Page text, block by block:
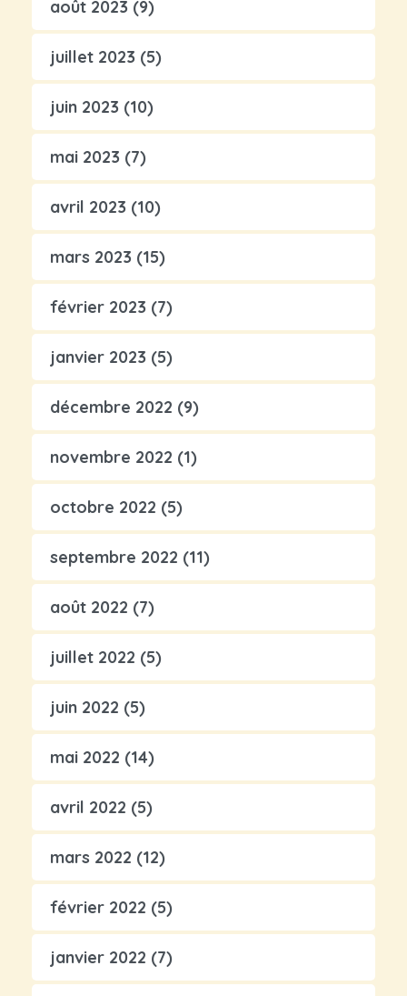
août 2023 (9)
juillet 2023 (5)
juin 2023 (10)
mai 2023 (7)
avril 2023 (10)
mars 2023 (15)
février 2023 (7)
janvier 2023 (5)
décembre 2022 (9)
novembre 2022 (1)
octobre 2022 (5)
septembre 2022 (11)
août 2022 (7)
juillet 2022 (5)
juin 2022 (5)
mai 2022 (14)
avril 2022 (5)
mars 2022 (12)
février 2022 (5)
janvier 2022 (7)